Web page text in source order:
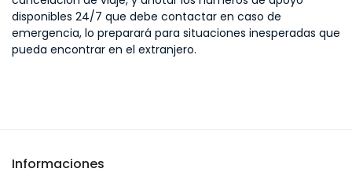
disponibles 24/7 que debe contactar en caso de
emergencia, lo preparará para situaciones inesperadas que
pueda encontrar en el extranjero.
Informaciones